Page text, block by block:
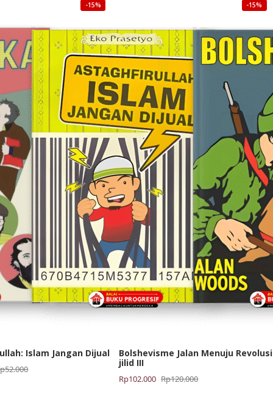
-15%
Islam Jangan Dijual
52.000
-15%
Bolshevisme Jalan Menuju Revolusi
jilid III
Rp120.000
Harga
Rp102.000
Harga